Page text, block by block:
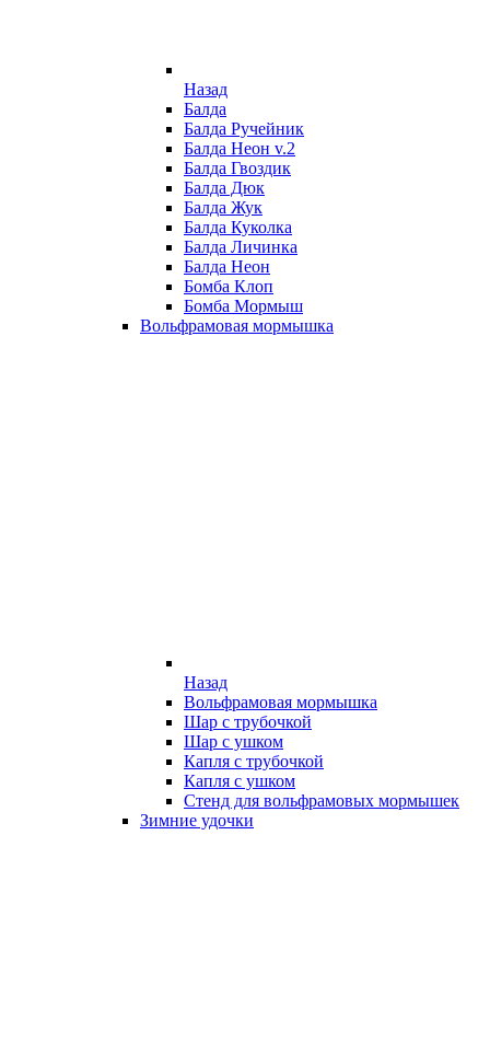
Назад
Балда
Балда Ручейник
Балда Неон v.2
Балда Гвоздик
Балда Дюк
Балда Жук
Балда Куколка
Балда Личинка
Балда Неон
Бомба Клоп
Бомба Мормыш
Вольфрамовая мормышка
Назад
Вольфрамовая мормышка
Шар с трубочкой
Шар с ушком
Капля с трубочкой
Капля с ушком
Стенд для вольфрамовых мормышек
Зимние удочки